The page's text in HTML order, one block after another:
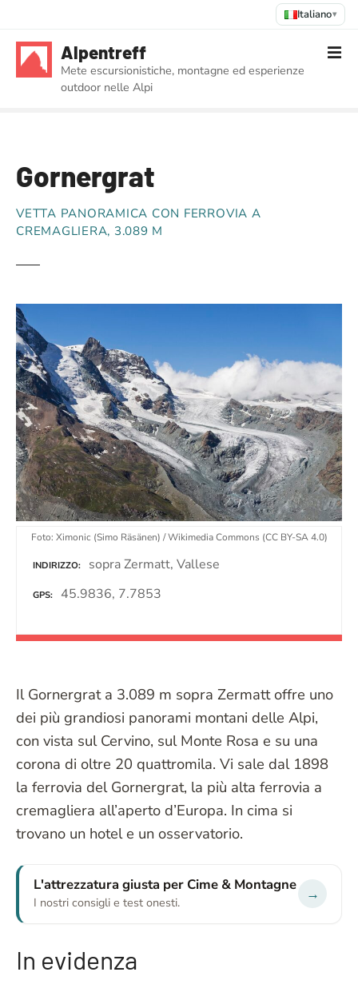
Italiano▾
Alpentreff
Mete escursionistiche, montagne ed esperienze
outdoor nelle Alpi
Gornergrat
VETTA PANORAMICA CON FERROVIA A
CREMAGLIERA, 3.089 M
Foto: Ximonic (Simo Räsänen) / Wikimedia Commons (CC BY-SA 4.0)
INDIRIZZO sopra Zermatt, Vallese
GPS 45.9836, 7.7853
Il Gornergrat a 3.089 m sopra Zermatt offre uno
dei più grandiosi panorami montani delle Alpi,
con vista sul Cervino, sul Monte Rosa e su una
corona di oltre 20 quattromila. Vi sale dal 1898
la ferrovia del Gornergrat, la più alta ferrovia a
cremagliera all’aperto d’Europa. In cima si
trovano un hotel e un osservatorio.
L'attrezzatura giusta per Cime & Montagne
I nostri consigli e test onesti. →
In evidenza